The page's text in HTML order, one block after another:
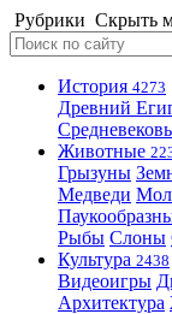
Рубрики Скрыть
История 4273
Древний
Животные
Грызуны
Медведи
Рыбы Слоны
Культура 2438
Видеоигры
Архитектура